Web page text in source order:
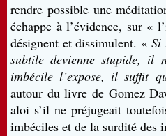
rendre possible une
échappe à l’évidence, sur «
désignent et dissimulent. « Si
subtile devienne stupide, il
imbécile l’expose, il suffit
autour du livre de Gomez
aloi s’il ne préjugeait
imbéciles et de la surdité des